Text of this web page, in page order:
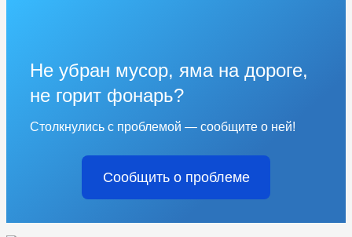
Не убран мусор, яма на дороге,
не горит фонарь?
Столкнулись с проблемой — сообщите о ней!
Сообщить о проблеме